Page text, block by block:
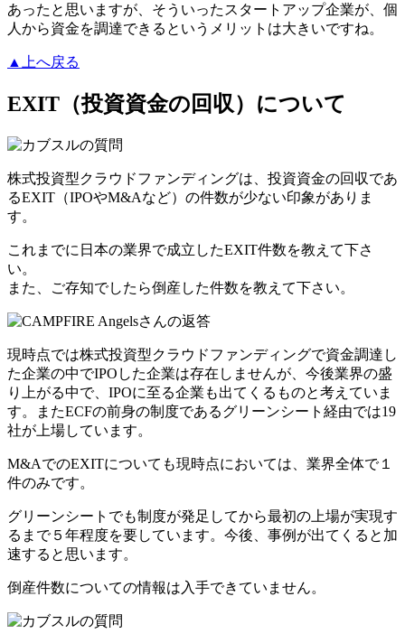
あったと思いますが、そういったスタートアップ企業が、個
人から資金を調達できるというメリットは大きいですね。
▲上へ戻る
EXIT（投資資金の回収）について
株式投資型クラウドファンディングは、投資資金の回収であ
るEXIT（IPOやM&Aなど）の件数が少ない印象がありま
す。
これまでに日本の業界で成立したEXIT件数を教えて下さ
い。
また、ご存知でしたら倒産した件数を教えて下さい。
現時点では株式投資型クラウドファンディングで資金調達し
た企業の中でIPOした企業は存在しませんが、今後業界の盛
り上がる中で、IPOに至る企業も出てくるものと考えていま
す。またECFの前身の制度であるグリーンシート経由では19
社が上場しています。
M&AでのEXITについても現時点においては、業界全体で１
件のみです。
グリーンシートでも制度が発足してから最初の上場が実現す
るまで５年程度を要しています。今後、事例が出てくると加
速すると思います。
倒産件数についての情報は入手できていません。